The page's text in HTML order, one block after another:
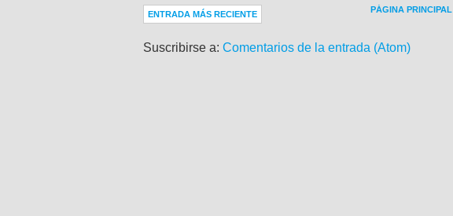
ENTRADA MÁS RECIENTE PÁGINA PRINCIPAL
Suscribirse a: Comentarios de la entrada (Atom)